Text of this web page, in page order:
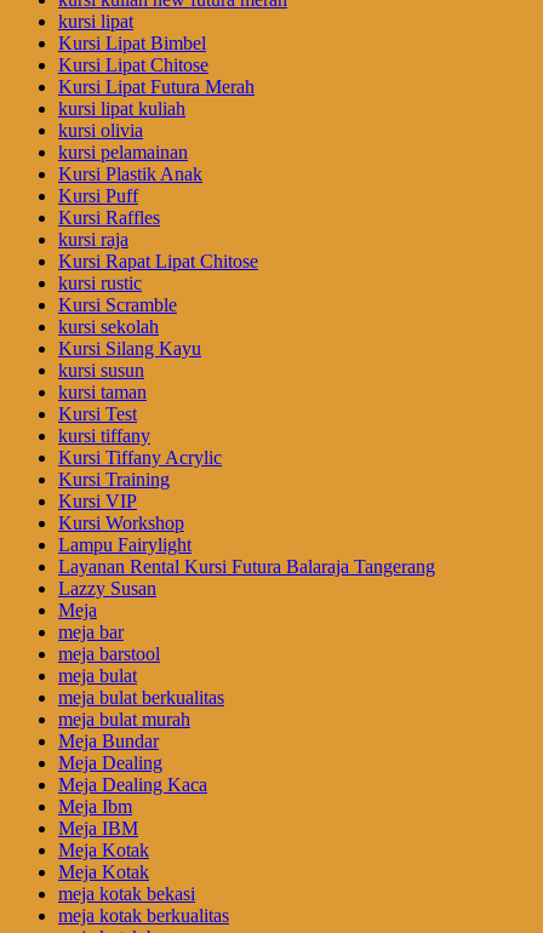
kursi lipat
Kursi Lipat Bimbel
Kursi Lipat Chitose
Kursi Lipat Futura Merah
kursi lipat kuliah
kursi olivia
kursi pelamainan
Kursi Plastik Anak
Kursi Puff
Kursi Raffles
kursi raja
Kursi Rapat Lipat Chitose
kursi rustic
Kursi Scramble
kursi sekolah
Kursi Silang Kayu
kursi susun
kursi taman
Kursi Test
kursi tiffany
Kursi Tiffany Acrylic
Kursi Training
Kursi VIP
Kursi Workshop
Lampu Fairylight
Layanan Rental Kursi Futura Balaraja Tangerang
Lazzy Susan
Meja
meja bar
meja barstool
meja bulat
meja bulat berkualitas
meja bulat murah
Meja Bundar
Meja Dealing
Meja Dealing Kaca
Meja Ibm
Meja IBM
Meja Kotak
Meja Kotak
meja kotak bekasi
meja kotak berkualitas